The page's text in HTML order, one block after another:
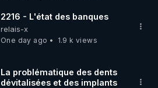
2216 - L'état des banques
relais-x
One day ago
1.9 k views
La problématique des dents
dévitalisées et des implants